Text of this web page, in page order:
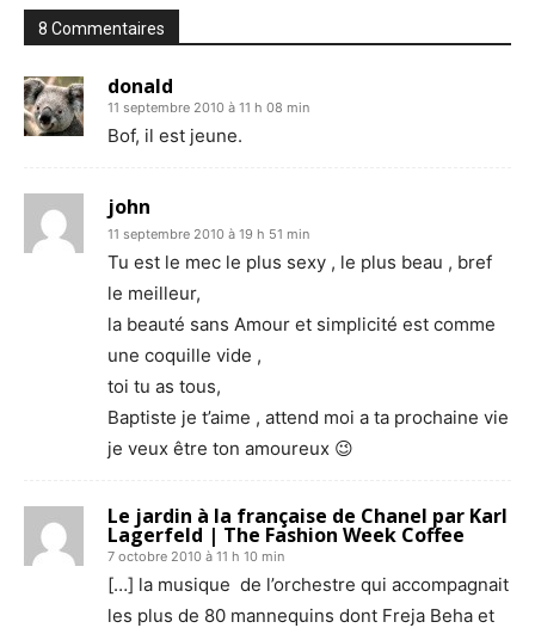
8 Commentaires
donald
11 septembre 2010 à 11 h 08 min
Bof, il est jeune.
john
11 septembre 2010 à 19 h 51 min
Tu est le mec le plus sexy , le plus beau , bref
le meilleur,
la beauté sans Amour et simplicité est comme
une coquille vide ,
toi tu as tous,
Baptiste je t’aime , attend moi a ta prochaine vie
je veux être ton amoureux 😉
Le jardin à la française de Chanel par Karl
Lagerfeld | The Fashion Week Coffee
7 octobre 2010 à 11 h 10 min
[…] la musique de l’orchestre qui accompagnait
les plus de 80 mannequins dont Freja Beha et